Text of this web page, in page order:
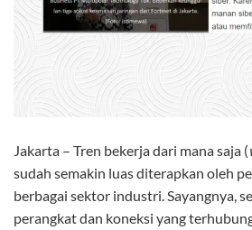
Jakarta – Tren bekerja dari mana saja (
sudah semakin luas diterapkan oleh
berbagai sektor industri. Sayangnya,
perangkat dan koneksi yang